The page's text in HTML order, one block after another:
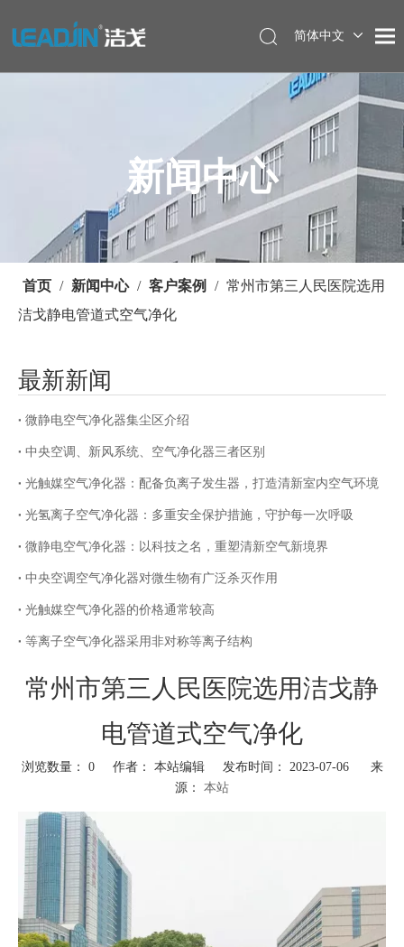
简体中文
新闻中心
首页 / 新闻中心 / 客户案例 / 常州市第三人民医院选用
洁戈静电管道式空气净化
最新新闻
微静电空气净化器集尘区介绍
中央空调、新风系统、空气净化器三者区别
光触媒空气净化器：配备负离子发生器，打造清新室内空气环境
光氢离子空气净化器：多重安全保护措施，守护每一次呼吸
微静电空气净化器：以科技之名，重塑清新空气新境界
中央空调空气净化器对微生物有广泛杀灭作用
光触媒空气净化器的价格通常较高
等离子空气净化器采用非对称等离子结构
常州市第三人民医院选用洁戈静
电管道式空气净化
浏览数量： 0作者： 本站编辑 发布时间： 2023-07-06 来
源： 本站